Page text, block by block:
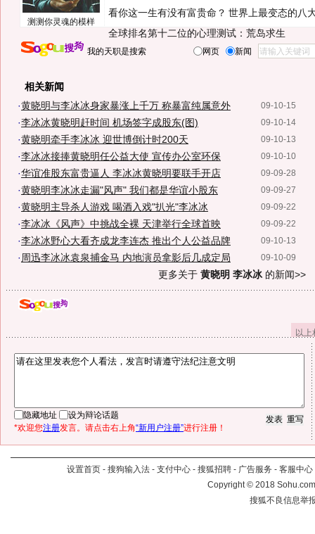
测测你灵魂的模样
看你这一生有没有富贵命？ 世界上最变态的八
全球排名第十二位的心理测试：荒岛求生
我的天职是搜索 网页 新闻
相关新闻
09-10-15
·黄晓明与李冰冰身家暴涨上千万 称暴富纯属意外
09-10-14
·李冰冰黄晓明赶时间 机场签字成股东(图)
09-10-13
·黄晓明牵手李冰冰 迎世博倒计时200天
09-10-10
·李冰冰接捧黄晓明任公益大使 宣传办公室环保
09-09-28
·华谊准股东富贵逼人 李冰冰黄晓明要联手开店
09-09-27
·黄晓明李冰冰走漏"风声" 我们都是华谊小股东
09-09-22
·黄晓明主导杀人游戏 喝酒入戏"扒光"李冰冰
09-09-22
·李冰冰《风声》中挑战全裸 天津举行全球首映
09-10-13
·李冰冰野心大看齐成龙李连杰 推出个人公益品牌
09-10-09
· 周迅李冰冰袁泉捕金马 内地演员拿影后几成定局
更多关于 黄晓明 李冰冰 的新闻>>
以
隐藏地址
设为辩论话题
*欢迎您注册发言。请点击右上角“新用户注册”进行注册！
设置首页 - 搜狗输入法 - 支付中心 - 搜狐招聘 - 广告服务 - 客服中心
Copyright©2018
搜狐不良信息举